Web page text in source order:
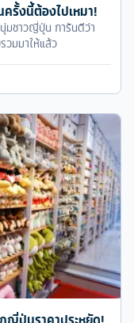
งนี้ต้องไปเหมา!
ชาวญี่ปุ่น การันตีว่า
มมาให้แล้ว